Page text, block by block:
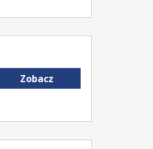
Zobacz